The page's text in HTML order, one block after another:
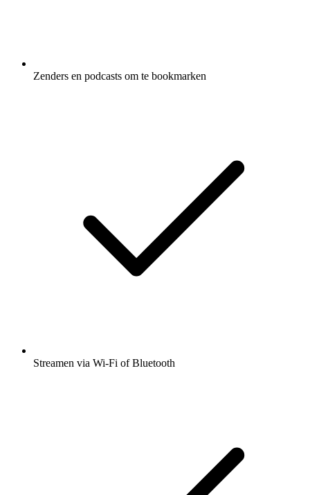
Zenders en podcasts om te bookmarken
Streamen via Wi-Fi of Bluetooth